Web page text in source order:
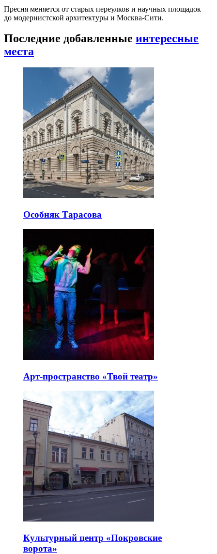
Пресня меняется от старых переулков и научных площадок
до модернистской архитектуры и Москва-Сити.
Последние добавленные интересные
места
Особняк Тарасова
Арт-пространство «Твой театр»
Культурный центр «Покровские
ворота»